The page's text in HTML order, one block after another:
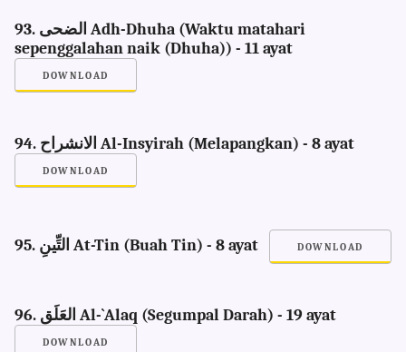
93. الضحى Adh-Dhuha (Waktu matahari
sepenggalahan naik (Dhuha)) - 11 ayat
DOWNLOAD
94. الانشراح Al-Insyirah (Melapangkan) - 8 ayat
DOWNLOAD
95. التِّينِ At-Tin (Buah Tin) - 8 ayat DOWNLOAD
96. العَلَق Al-`Alaq (Segumpal Darah) - 19 ayat
DOWNLOAD